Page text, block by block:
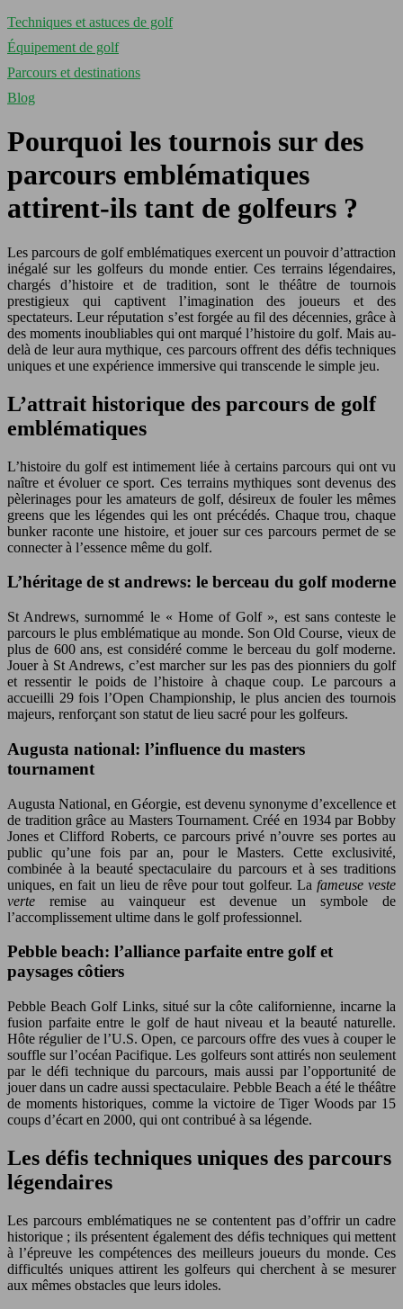
Techniques et astuces de golf
Équipement de golf
Parcours et destinations
Blog
Pourquoi les tournois sur des
parcours emblématiques
attirent-ils tant de golfeurs ?
Les parcours de golf emblématiques exercent un pouvoir d’attraction
inégalé sur les golfeurs du monde entier. Ces terrains légendaires,
chargés d’histoire et de tradition, sont le théâtre de tournois
prestigieux qui captivent l’imagination des joueurs et des
spectateurs. Leur réputation s’est forgée au fil des décennies, grâce à
des moments inoubliables qui ont marqué l’histoire du golf. Mais au-
delà de leur aura mythique, ces parcours offrent des défis techniques
uniques et une expérience immersive qui transcende le simple jeu.
L’attrait historique des parcours de golf
emblématiques
L’histoire du golf est intimement liée à certains parcours qui ont vu
naître et évoluer ce sport. Ces terrains mythiques sont devenus des
pèlerinages pour les amateurs de golf, désireux de fouler les mêmes
greens que les légendes qui les ont précédés. Chaque trou, chaque
bunker raconte une histoire, et jouer sur ces parcours permet de se
connecter à l’essence même du golf.
L’héritage de st andrews: le berceau du golf moderne
St Andrews, surnommé le « Home of Golf », est sans conteste le
parcours le plus emblématique au monde. Son Old Course, vieux de
plus de 600 ans, est considéré comme le berceau du golf moderne.
Jouer à St Andrews, c’est marcher sur les pas des pionniers du golf
et ressentir le poids de l’histoire à chaque coup. Le parcours a
accueilli 29 fois l’Open Championship, le plus ancien des tournois
majeurs, renforçant son statut de lieu sacré pour les golfeurs.
Augusta national: l’influence du masters
tournament
Augusta National, en Géorgie, est devenu synonyme d’excellence et
de tradition grâce au Masters Tournament. Créé en 1934 par Bobby
Jones et Clifford Roberts, ce parcours privé n’ouvre ses portes au
public qu’une fois par an, pour le Masters. Cette exclusivité,
combinée à la beauté spectaculaire du parcours et à ses traditions
uniques, en fait un lieu de rêve pour tout golfeur. La fameuse veste
verte remise au vainqueur est devenue un symbole de
l’accomplissement ultime dans le golf professionnel.
Pebble beach: l’alliance parfaite entre golf et
paysages côtiers
Pebble Beach Golf Links, situé sur la côte californienne, incarne la
fusion parfaite entre le golf de haut niveau et la beauté naturelle.
Hôte régulier de l’U.S. Open, ce parcours offre des vues à couper le
souffle sur l’océan Pacifique. Les golfeurs sont attirés non seulement
par le défi technique du parcours, mais aussi par l’opportunité de
jouer dans un cadre aussi spectaculaire. Pebble Beach a été le théâtre
de moments historiques, comme la victoire de Tiger Woods par 15
coups d’écart en 2000, qui ont contribué à sa légende.
Les défis techniques uniques des parcours
légendaires
Les parcours emblématiques ne se contentent pas d’offrir un cadre
historique ; ils présentent également des défis techniques qui mettent
à l’épreuve les compétences des meilleurs joueurs du monde. Ces
difficultés uniques attirent les golfeurs qui cherchent à se mesurer
aux mêmes obstacles que leurs idoles.